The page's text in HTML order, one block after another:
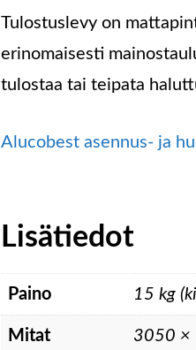
Tulostuslevy on
erinomaisesti
tulostaa tai teipata
Alucobest asennus- ja
Lisätiedot
Paino 15 kg
Mitat 3050 ×